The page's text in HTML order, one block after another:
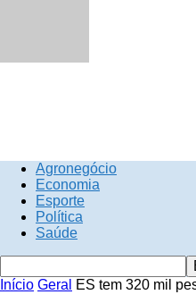
Agronegócio
Economia
Esporte
Política
Saúde
Início Geral
ES tem 320 mil